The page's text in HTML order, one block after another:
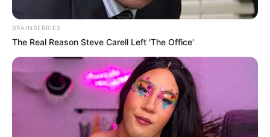
BRAINBERRIES
The Real Reason Steve Carell Left 'The Office'